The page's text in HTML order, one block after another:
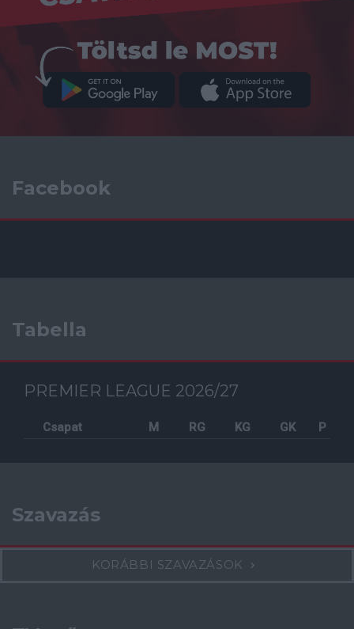
Facebook
Tabella
PREMIER LEAGUE 2026/27
Csapat M RG KG GK P
Szavazás
KORÁBBI SZAVAZÁSOK